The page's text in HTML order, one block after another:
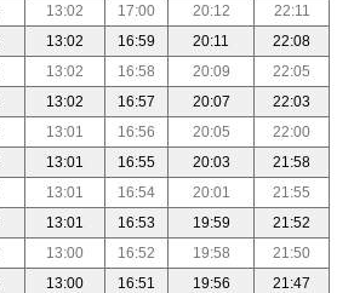
13:02 17:00 20:12
22:11
13:02 16:59 20:11
22:08
13:02 16:58 20:09
22:05
13:02 16:57 20:07
22:03
13:01 16:56 20:05
22:00
13:01 16:55 20:03
21:58
13:01 16:54 20:01
21:55
13:01 16:53 19:59
21:52
13:00 16:52 19:58
21:50
13:00 16:51 19:56
21:47